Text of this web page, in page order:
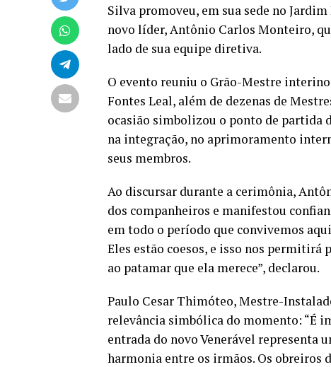
Silva promoveu, em sua sede no
novo líder, Antônio Carlos Monteiro,
lado de sua equipe diretiva.
O evento reuniu o Grão-Mestre
Fontes Leal, além de dezenas de
ocasião simbolizou o ponto de partida
na integração, no aprimoramento
seus membros.
Ao discursar durante a cerimônia,
dos companheiros e manifestou
em todo o período que convivemos
Eles estão coesos, e isso nos permitirá
ao patamar que ela merece”, declarou.
Paulo Cesar Thimóteo, Mestre-
relevância simbólica do momento: “É
entrada do novo Venerável representa
harmonia entre os irmãos. Os obreiros